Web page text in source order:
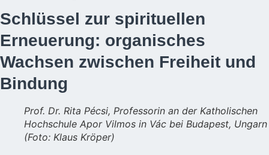
Schlüssel zur spirituellen
Erneuerung: organisches
Wachsen zwischen Freiheit und
Bindung
Prof. Dr. Rita Pécsi, Professorin an der Katholischen
Hochschule Apor Vilmos in Vác bei Budapest, Ungarn
(Foto: Klaus Kröper)